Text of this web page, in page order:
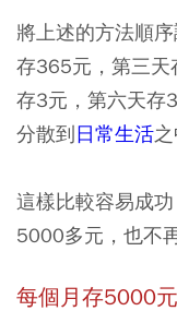
將上述的方法順
存365元，第三
存3元，第六天存
分散到日常生活之
這樣比較容易成
5000多元，也不
每個月存5000